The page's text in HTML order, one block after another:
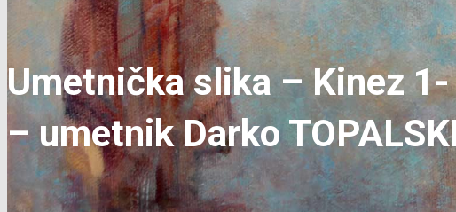
Umetnička slika – Kinez
– umetnik Darko